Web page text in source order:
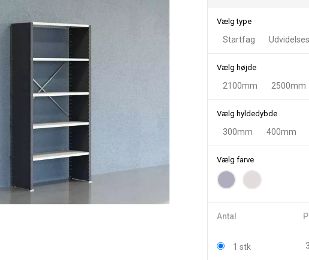
Vælg type
Startfag
Vælg højde
2100mm 2500mm
Vælg hyldedybde
300mm 400mm
Vælg farve
Antal
1 stk